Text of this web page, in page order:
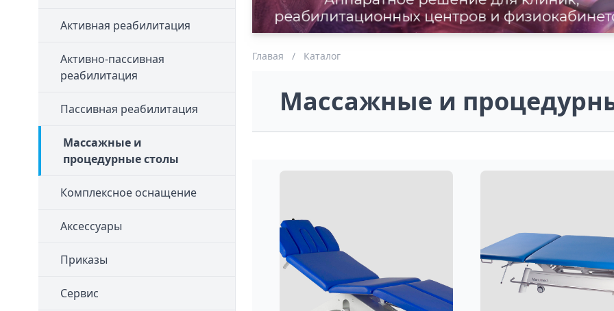
Активная реабилитация
Активно-пассивная
реабилитация
Пассивная реабилитация
Массажные и
процедурные столы
Комплексное оснащение
Аксессуары
Приказы
Сервис
Главая / Каталог
Массажные и